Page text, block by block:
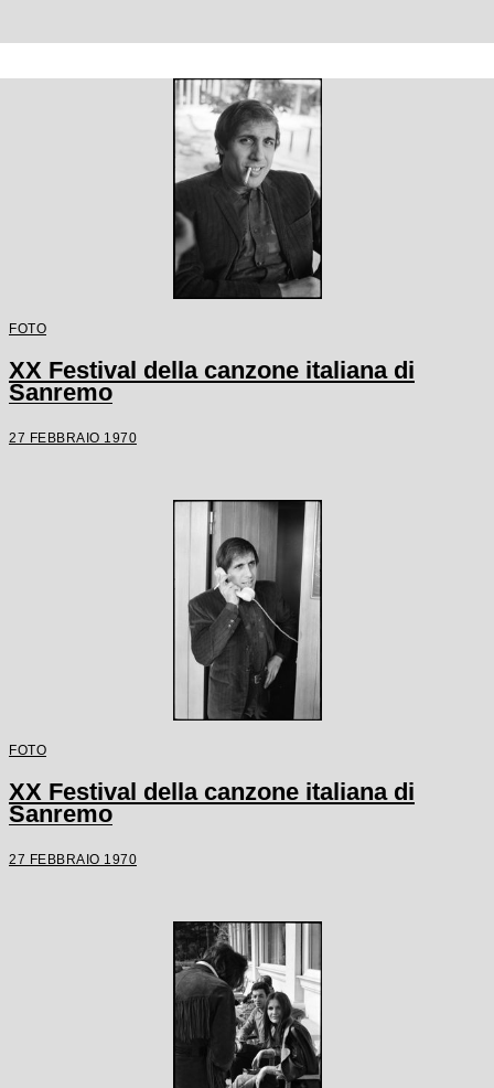
FOTO
XX Festival della canzone italiana di
Sanremo
27 FEBBRAIO 1970
FOTO
XX Festival della canzone italiana di
Sanremo
27 FEBBRAIO 1970